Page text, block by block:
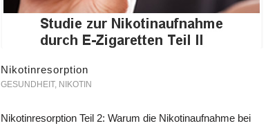
Nikotinresorption
GESUNDHEIT, NIKOTIN
Nikotinresorption Teil 2: Warum die Nikotinaufnahme bei